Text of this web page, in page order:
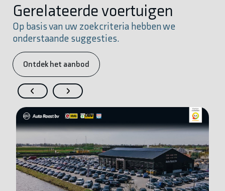
Gerelateerde voertuigen
Op basis van uw zoekcriteria hebben we
onderstaande suggesties.
Ontdek het aanbod